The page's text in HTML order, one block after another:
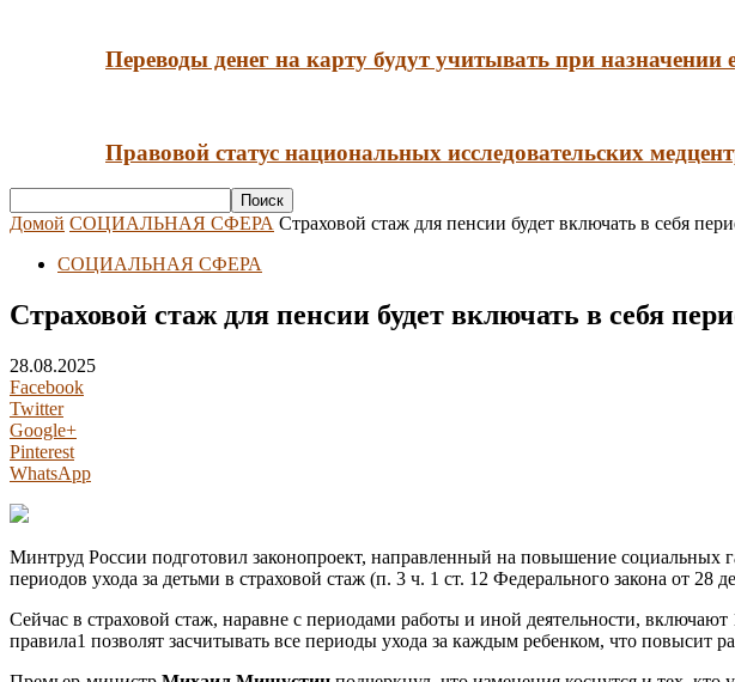
Переводы денег на карту будут учитывать при назначении
Правовой статус национальных исследовательских
Домой СОЦИАЛЬНАЯ СФЕРА Страховой стаж для пенсии будет включать в себя
СОЦИАЛЬНАЯ СФЕРА
Страховой стаж для пенсии будет включать в себя
28.08.2025
Facebook
Twitter
Google+
Pinterest
WhatsApp
Минтруд России подготовил законопроект, направленный на повышение
периодов ухода за детьми в страховой стаж (п. 3 ч. 1 ст. 12 Федерального закона от
Сейчас в страховой стаж, наравне с периодами работы и иной деятельности,
правила1 позволят засчитывать все периоды ухода за каждым ребенком, что повысит